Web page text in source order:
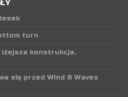
turn
konstrukcja,
się przed Wind & Waves